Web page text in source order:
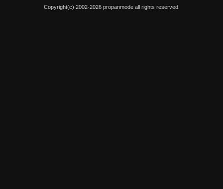
Copyright(c) 2002-2026 propanmode all rights reserved.